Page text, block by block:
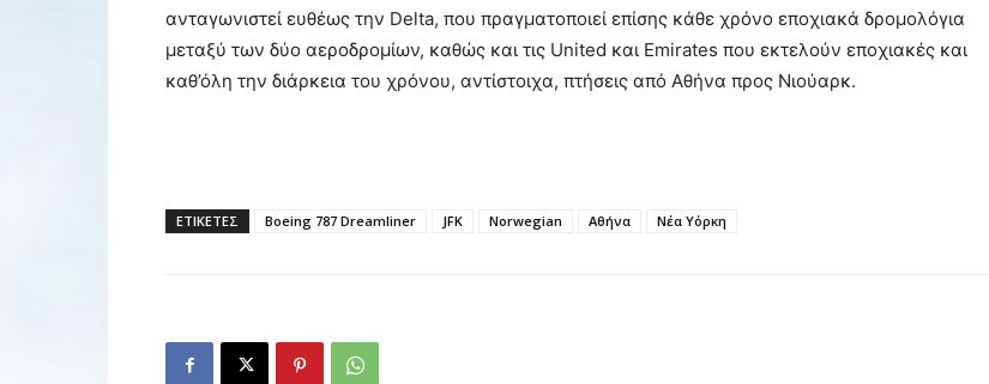
ανταγωνιστεί ευθέως την Delta, που πραγματοποιεί επίσης κάθε χρόνο εποχιακά δρομολόγια
μεταξύ των δύο αεροδρομίων, καθώς και τις United και Emirates που εκτελούν εποχιακές και
καθ’όλη την διάρκεια του χρόνου, αντίστοιχα, πτήσεις από Αθήνα προς Νιούαρκ.
ΕΤΙΚΕΤΕΣ Boeing 787 Dreamliner JFK Norwegian Αθήνα Νέα Υόρκη